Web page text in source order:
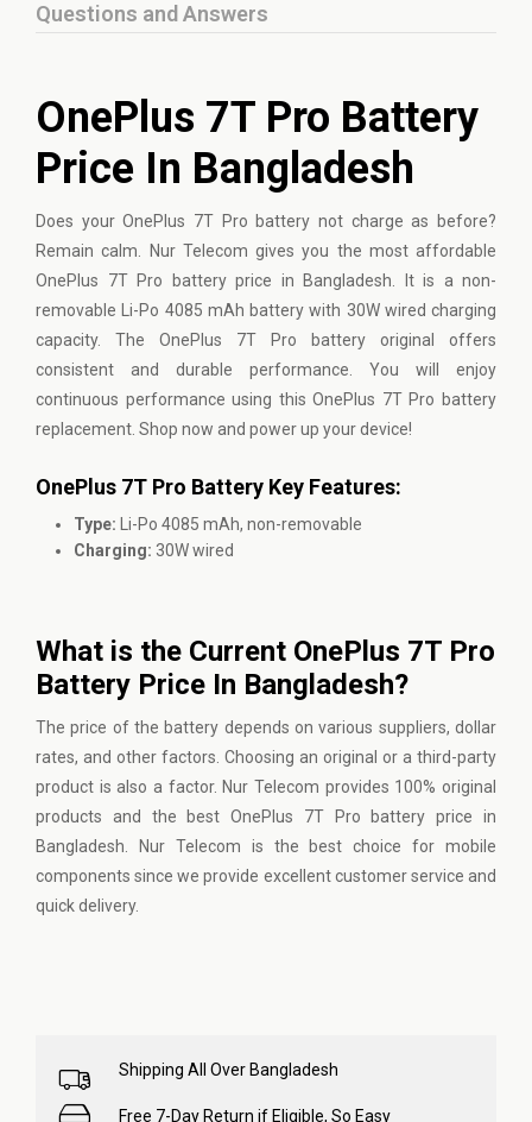
Questions and Answers
OnePlus 7T Pro Battery
Price In Bangladesh
Does your OnePlus 7T Pro battery not charge as before?
Remain calm. Nur Telecom gives you the most affordable
OnePlus 7T Pro battery price in Bangladesh. It is a non-
removable Li-Po 4085 mAh battery with 30W wired charging
capacity. The OnePlus 7T Pro battery original offers
consistent and durable performance. You will enjoy
continuous performance using this OnePlus 7T Pro battery
replacement. Shop now and power up your device!
OnePlus 7T Pro Battery Key Features:
Type: Li-Po 4085 mAh, non-removable
Charging: 30W wired
What is the Current OnePlus 7T Pro
Battery Price In Bangladesh?
The price of the battery depends on various suppliers, dollar
rates, and other factors. Choosing an original or a third-party
product is also a factor. Nur Telecom provides 100% original
products and the best OnePlus 7T Pro battery price in
Bangladesh. Nur Telecom is the best choice for mobile
components since we provide excellent customer service and
quick delivery.
Shipping All Over Bangladesh
Free 7-Day Return if Eligible, So Easy